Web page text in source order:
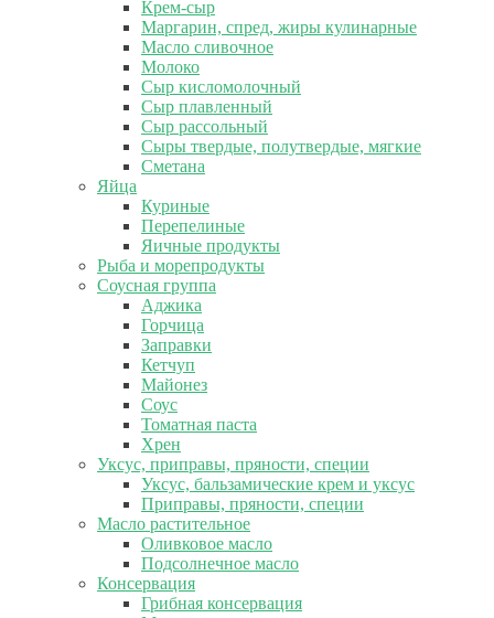
Крем-сыр
Маргарин, спред, жиры кулинарные
Масло сливочное
Молоко
Сыр кисломолочный
Сыр плавленный
Сыр рассольный
Сыры твердые, полутвердые, мягкие
Сметана
Яйца
Куриные
Перепелиные
Яичные продукты
Рыба и морепродукты
Соусная группа
Аджика
Горчица
Заправки
Кетчуп
Майонез
Соус
Томатная паста
Хрен
Уксус, приправы, пряности, специи
Уксус, бальзамические крем и уксус
Приправы, пряности, специи
Масло растительное
Оливковое масло
Подсолнечное масло
Консервация
Грибная консервация